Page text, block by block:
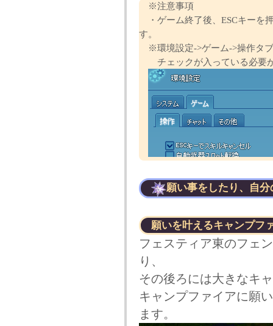
※注意事項
・ゲーム終了後、ESCキーを
す。
※環境設定->ゲーム->操作タ
チェックが入っている必要が
願い事をしたり、自
願いを叶えるキャンプフ
フェスティア東のフェ
り、
その後ろには大きなキ
キャンプファイアに願
ます。